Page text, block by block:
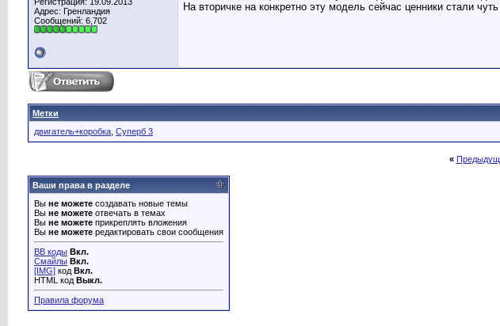
Адрес: Гренландия
Сообщений: 6,702
На вторичке на конкретно эту модель сейчас ценники стали
Метки
двигатель+коробка Суперб 3
«
Ваши права в разделе
Вы не можете создавать новые темы
Вы не можете отвечать в темах
Вы не можете прикреплять вложения
Вы не можете редактировать свои сообщения
BB коды Вкл.
Смайлы Вкл.
[IMG] код Вкл.
HTML код Выкл.
Правила форума